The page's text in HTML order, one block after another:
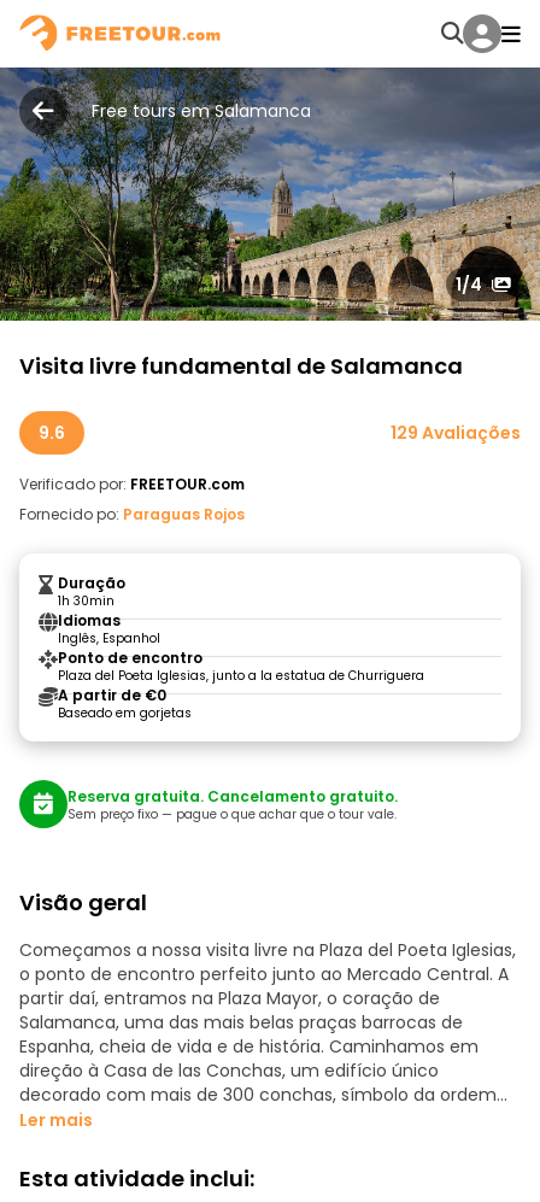
Free tours em Salamanca
1/4
Visita livre fundamental de Salamanca
9.6 129 Avaliações
Verificado por: FREETOUR.com
Fornecido po: Paraguas Rojos
Duração
1h 30min
Idiomas
Inglês, Espanhol
Ponto de encontro
Plaza del Poeta Iglesias, junto a la estatua de Churriguera
A partir de €0
Baseado em gorjetas
Reserva gratuita. Cancelamento gratuito.
Sem preço fixo — pague o que achar que o tour vale.
Visão geral
Começamos a nossa visita livre na Plaza del Poeta Iglesias,
o ponto de encontro perfeito junto ao Mercado Central. A
partir daí, entramos na Plaza Mayor, o coração de
Salamanca, uma das mais belas praças barrocas de
Espanha, cheia de vida e de história. Caminhamos em
direção à Casa de las Conchas, um edifício único
decorado com mais de 300 conchas, símbolo da ordem
de Santiago, e ao seu lado contemplamos a imponente
torres impressionantes.
Ler mais
Esta atividade inclui: